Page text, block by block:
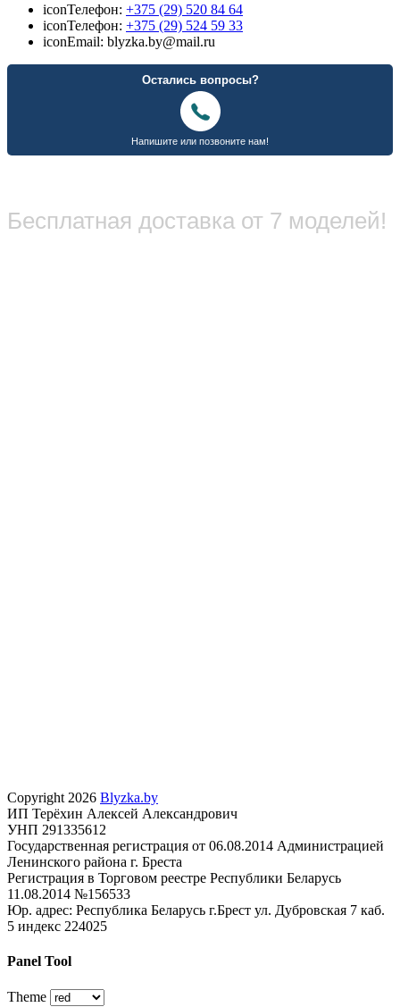
iconТелефон: +375 (29) 520 84 64
iconТелефон: +375 (29) 524 59 33
iconEmail: blyzka.by@mail.ru
Бесплатная доставка от 7 моделей!
Copyright 2026 Blyzka.by
ИП Терёхин Алексей Александрович
УНП 291335612
Государственная регистрация от 06.08.2014 Администрацией
Ленинского района г. Бреста
Регистрация в Торговом реестре Республики Беларусь
11.08.2014 №156533
Юр. адрес: Республика Беларусь г.Брест ул. Дубровская 7 каб.
5 индекс 224025
Panel Tool
Theme